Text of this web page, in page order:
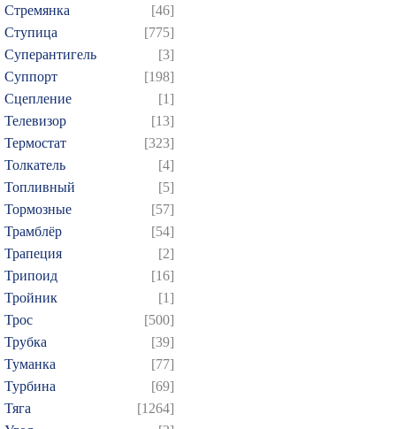
Стремянка
[46]
Ступица
[775]
Суперантигель
[3]
Суппорт
[198]
Сцепление
[1]
Телевизор
[13]
Термостат
[323]
Толкатель
[4]
Топливный
[5]
Тормозные
[57]
Трамблёр
[54]
Трапеция
[2]
Трипоид
[16]
Тройник
[1]
Трос
[500]
Трубка
[39]
Туманка
[77]
Турбина
[69]
Тяга
[1264]